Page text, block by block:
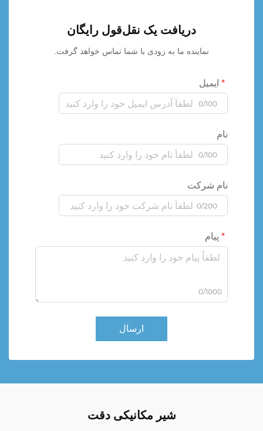
دریافت یک نقل‌قول رایگان
نماینده ما به زودی با شما تماس خواهد گرفت.
ایمیل
0/100
نام
0/100
نام شرکت
0/200
پیام
0/1000
ارسال
شیر مکانیکی دقت